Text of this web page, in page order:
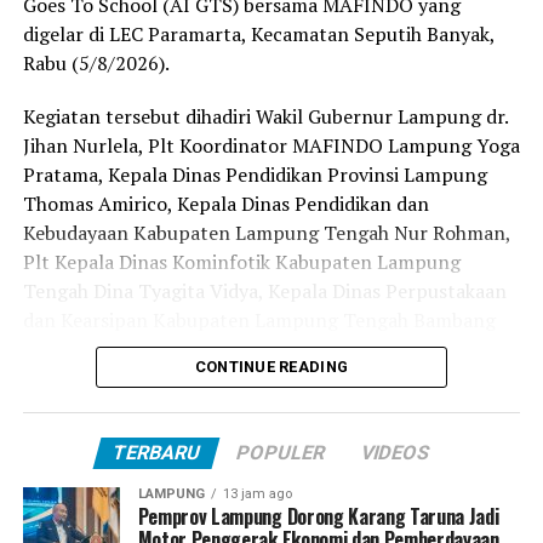
Di sisi lain, Dirjen Perhubungan Udara Kementrian
Perhubungan RI Novie Riyanto R dalam sambutannya
mengatakan dirinya mendukung gerakan vaksinasi ini
dan berharap vaksinasi dilakukan secepat mungkin dan
sebaik mungkin untuk mendukung tercapainya herd
immunity.
Sementara itu, Gus Miftah dalam sambutannya juga
mendukung percepatan vaksinasi di Lampung Tengah
Acara kemudian dilanjutkan dengan penyerahan
cinderamata dan pemberian vaksin secara simbolis dan
pembagian sembako secara simbolis. (rls)
Facebook Comments Box
digelar di LEC Paramarta, Kecamatan Seputih Banyak,
Rabu (5/8/2026).
Kegiatan tersebut dihadiri Wakil Gubernur Lampung dr.
Jihan Nurlela, Plt Koordinator MAFINDO Lampung Yoga
Pratama, Kepala Dinas Pendidikan Provinsi Lampung
Thomas Amirico, Kepala Dinas Pendidikan dan
Kebudayaan Kabupaten Lampung Tengah Nur Rohman,
Plt Kepala Dinas Kominfotik Kabupaten Lampung
Tengah Dina Tyagita Vidya, Kepala Dinas Perpustakaan
Setiawan, Camat Seputih Banyak Theni Vandra, serta
para undangan lainnya.
Dalam sambutannya, Plt Bupati I Komang Koheri
menyampaikan apresiasi dan ucapan selamat datang
kepada Wakil Gubernur Lampung beserta seluruh tamu
undangan.
CONTINUE READING
TERBARU POPULER VIDEOS
LAMPUNG 13 jam ago
Pemprov Lampung Dorong Karang Taruna Jadi